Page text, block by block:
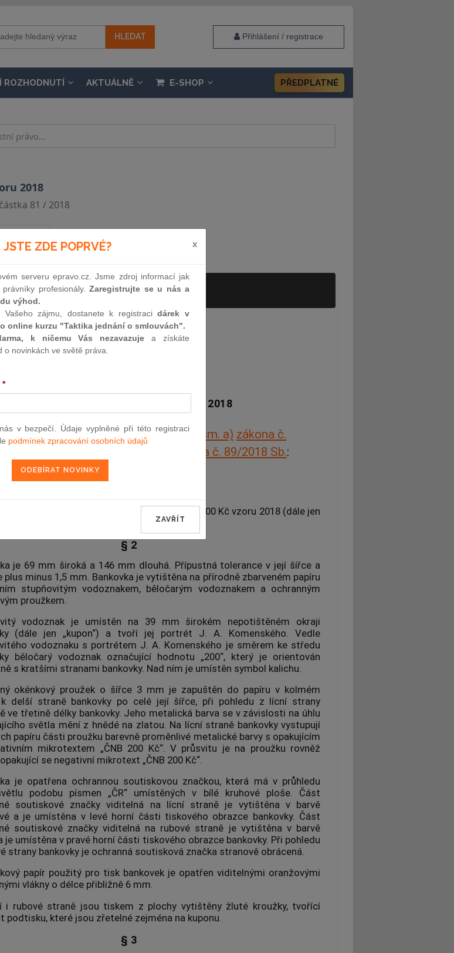
Přihlášení / registrace
ROZHODNUTÍ AKTUÁLNĚ E-SHOP PŘEDPLATNÉ
2018
81 / 2018
od 5. 9. 2018
157
VYHLÁŠKA
o vydání bankovek po 200 Kč vzoru 2018
banka stanoví podle§ 22 odst. 1 písm. a) zákona č.
zákona č. 89/2018 Sb.:
září 2018 se vydávají do oběhu bankovky po 200 Kč vzoru 2018 (dále jen
§ 2
je 69 mm široká a 146 mm dlouhá. Přípustná tolerance v její šířce a
plus minus 1,5 mm. Bankovka je vytištěna na přírodně zbarveném papíru
stupňovitým vodoznakem, běločarým vodoznakem a ochranným
proužkem.
vodoznak je umístěn na 39 mm širokém nepotištěném okraji
(dále jen „kupon“) a tvoří jej portrét J. A. Komenského. Vedle
vodoznaku s portrétem J. A. Komenského je směrem ke středu
běločarý vodoznak označující hodnotu „200“, který je orientován
s kratšími stranami bankovky. Nad ním je umístěn symbol kalichu.
okénkový proužek o šířce 3 mm je zapuštěn do papíru v kolmém
delší straně bankovky po celé její šířce, při pohledu z lícní strany
ve třetině délky bankovky. Jeho metalická barva se v závislosti na úhlu
světla mění z hnědé na zlatou. Na lícní straně bankovky vystupují
papíru části proužku barevně proměnlivé metalické barvy s opakujícím
mikrotextem „ČNB 200 Kč“. V průsvitu je na proužku rovněž
se negativní mikrotext „ČNB 200 Kč“.
je opatřena ochrannou soutiskovou značkou, která má v průhledu
podobu písmen „ČR“ umístěných v bílé kruhové ploše. Část
soutiskové značky viditelná na lícní straně je vytištěna v barvě
a je umístěna v levé horní části tiskového obrazce bankovky. Část
soutiskové značky viditelná na rubové straně je vytištěna v barvě
je umístěna v pravé horní části tiskového obrazce bankovky. Při pohledu
strany bankovky je ochranná soutisková značka stranově obrácená.
papír použitý pro tisk bankovek je opatřen viditelnými oranžovými
vlákny o délce přibližně 6 mm.
i rubové straně jsou tiskem z plochy vytištěny žluté kroužky, tvořící
podtisku, které jsou zřetelné zejména na kuponu.
§ 3
JSTE ZDE POPRVÉ? x
serveru epravo.cz. Jsme zdroj informací jak
profesionály.Zaregistrujte se u nás a
výhod.
Vašeho zájmu, dostanete k registracidárek v
online kurzu "Taktika jednání o smlouvách".
k ničemu Vás nezavazuje a získáte
o novinkách ve světě práva.
*
v bezpečí. Údaje vyplněné při této registraci
podmínek zpracování osobních údajů
ZAVŘÍT